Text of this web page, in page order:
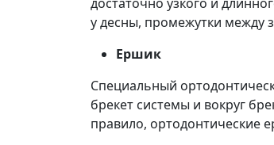
у десны, промежутки между
Ершик
Специальный
брекет системы и вокруг
правило, ортодонтические